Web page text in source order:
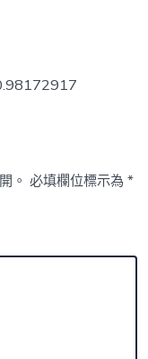
。 必填欄位標示為*